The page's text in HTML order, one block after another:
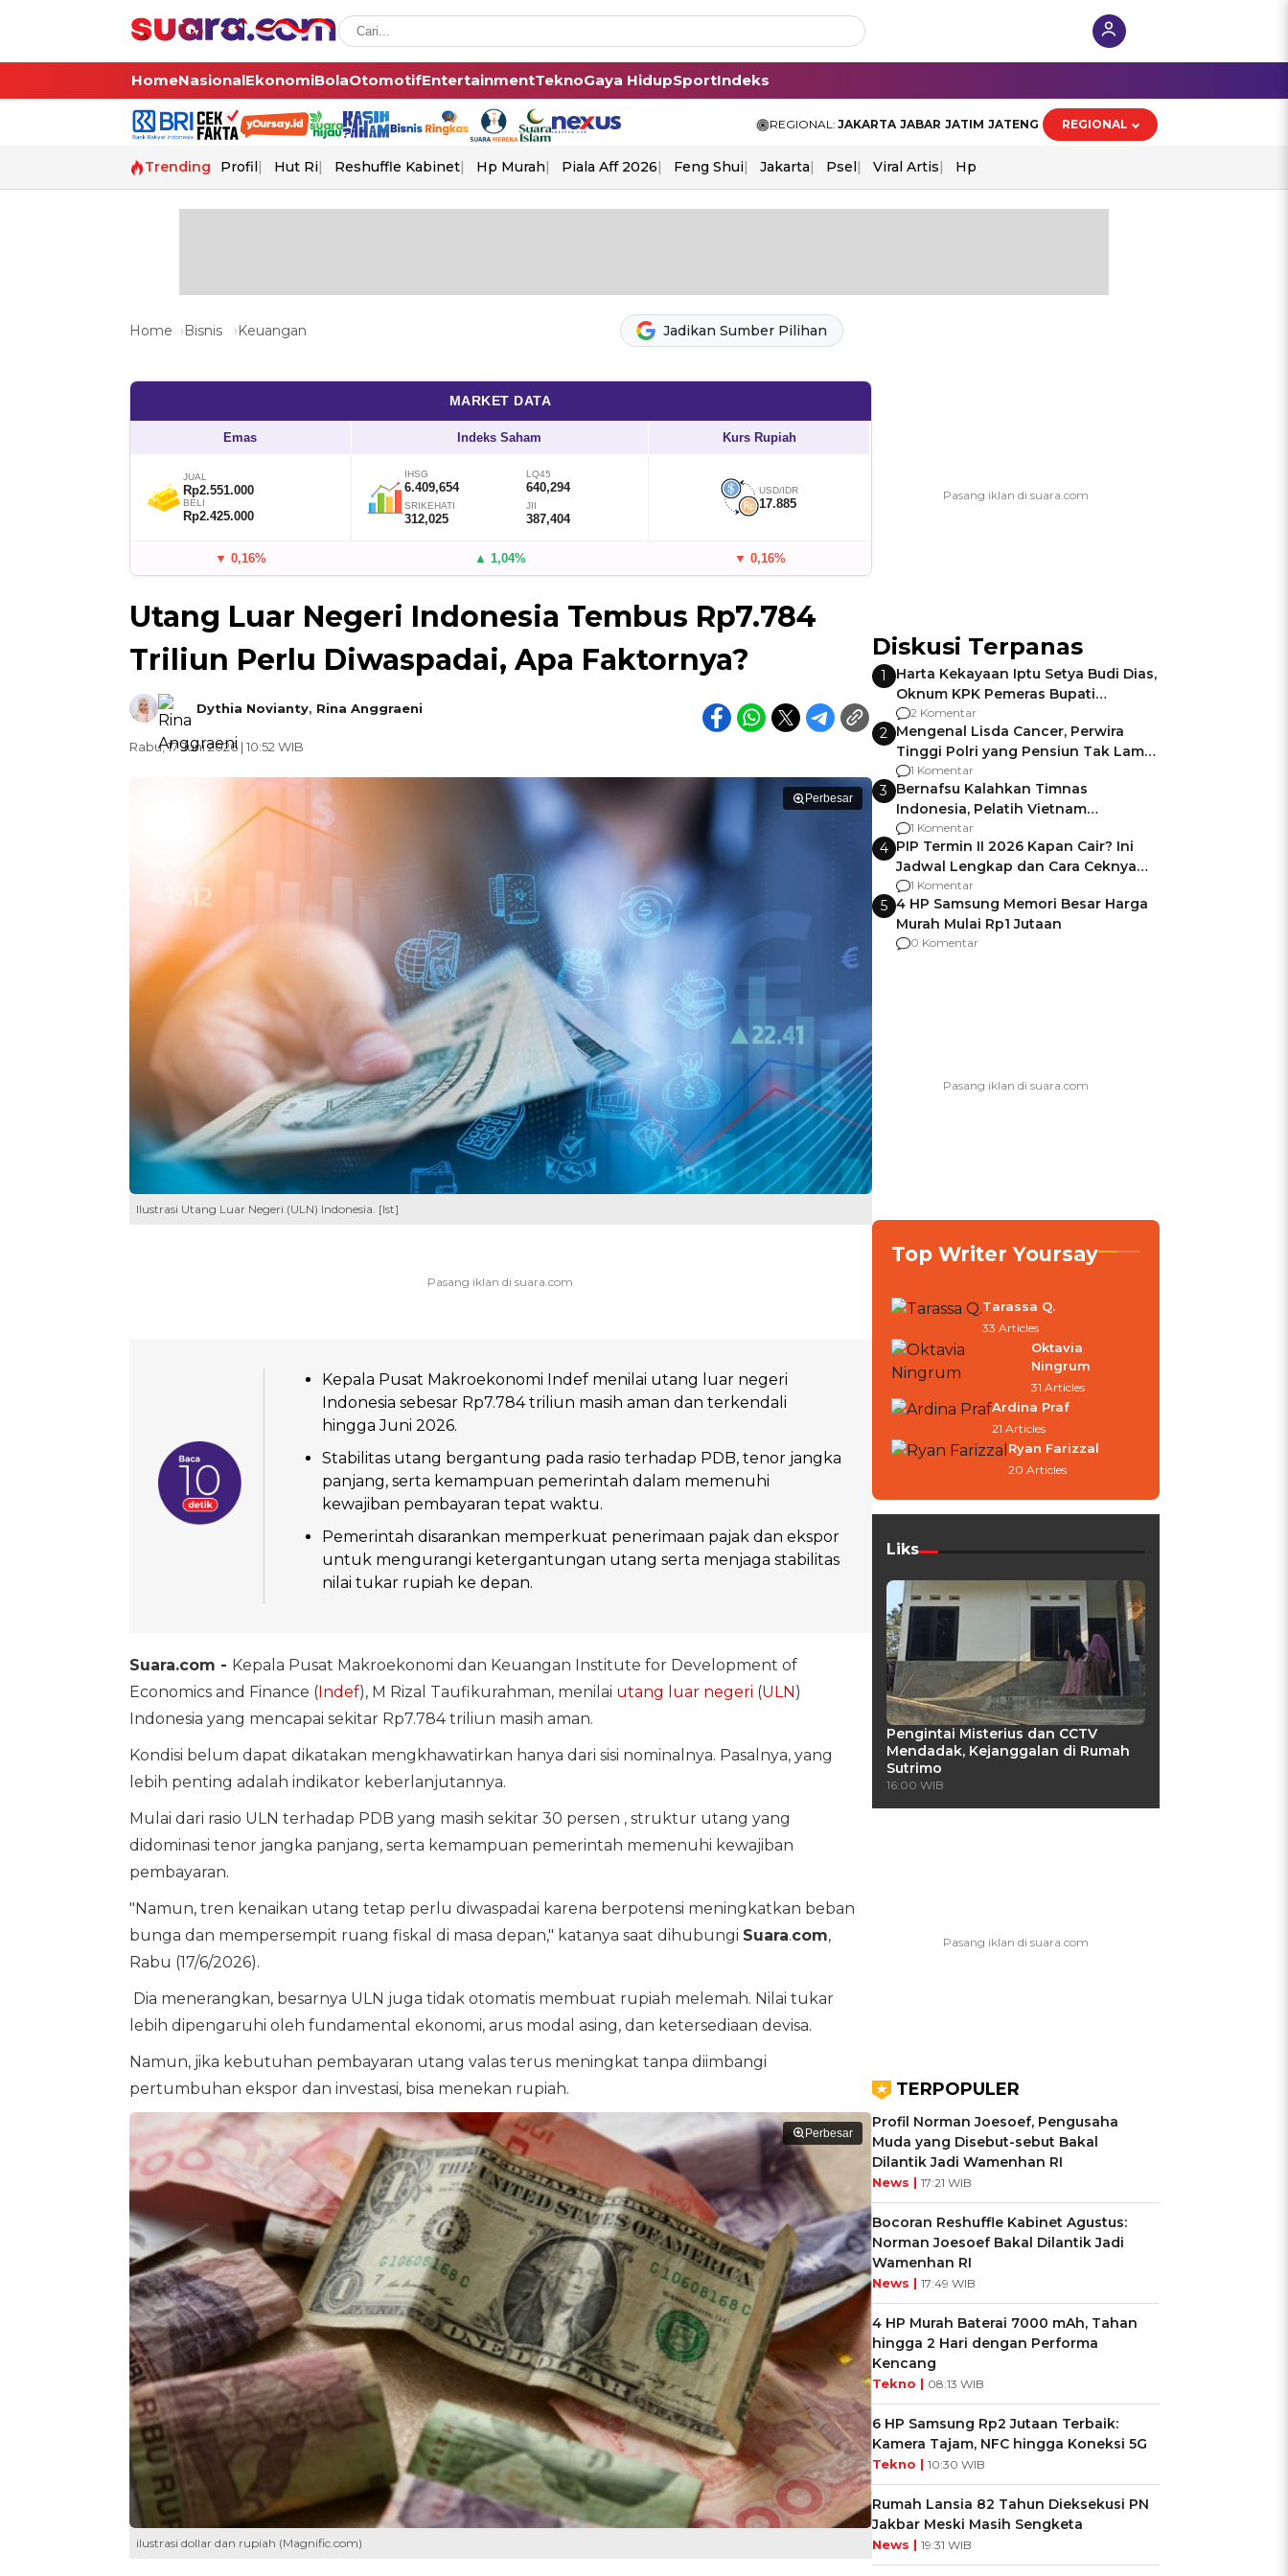
HomeNasionalEkonomiBolaOtomotifEntertainmentTeknoGaya HidupSportIndeks
REGIONAL: JAKARTA JABAR JATIM JATENG REGIONAL
Trending Profil Hut Ri Reshuffle Kabinet Hp Murah Piala Aff 2026 Feng Shui Jakarta Psel Viral Artis Hp
Home Bisnis Keuangan Jadikan Sumber Pilihan
MARKET DATA
Emas Indeks Saham Kurs Rupiah
JUAL
Rp2.551.000
BELI
Rp2.425.000
IHSG
6.409,654
LQ45
640,294
SRIKEHATI
312,025
JII
387,404
USD/IDR
17.885
▼ 0,16% ▲ 1,04% ▼ 0,16%
Utang Luar Negeri Indonesia Tembus Rp7.784
Triliun Perlu Diwaspadai, Apa Faktornya?
Dythia Novianty, Rina Anggraeni
Rabu, 17 Juni 2026 | 10:52 WIB
Perbesar
Ilustrasi Utang Luar Negeri (ULN) Indonesia. [Ist]
Kepala Pusat Makroekonomi Indef menilai utang luar negeri
Indonesia sebesar Rp7.784 triliun masih aman dan terkendali
hingga Juni 2026.
Stabilitas utang bergantung pada rasio terhadap PDB, tenor jangka
panjang, serta kemampuan pemerintah dalam memenuhi
kewajiban pembayaran tepat waktu.
Pemerintah disarankan memperkuat penerimaan pajak dan ekspor
untuk mengurangi ketergantungan utang serta menjaga stabilitas
nilai tukar rupiah ke depan.
Suara.com - Kepala Pusat Makroekonomi dan Keuangan Institute for Development of
Economics and Finance (Indef), M Rizal Taufikurahman, menilai utang luar negeri (ULN)
Indonesia yang mencapai sekitar Rp7.784 triliun masih aman.
Kondisi belum dapat dikatakan mengkhawatirkan hanya dari sisi nominalnya. Pasalnya, yang
lebih penting adalah indikator keberlanjutannya.
Mulai dari rasio ULN terhadap PDB yang masih sekitar 30 persen , struktur utang yang
didominasi tenor jangka panjang, serta kemampuan pemerintah memenuhi kewajiban
pembayaran.
"Namun, tren kenaikan utang tetap perlu diwaspadai karena berpotensi meningkatkan beban
bunga dan mempersempit ruang fiskal di masa depan," katanya saat dihubungi Suara.com,
Rabu (17/6/2026).
Dia menerangkan, besarnya ULN juga tidak otomatis membuat rupiah melemah. Nilai tukar
lebih dipengaruhi oleh fundamental ekonomi, arus modal asing, dan ketersediaan devisa.
Namun, jika kebutuhan pembayaran utang valas terus meningkat tanpa diimbangi
pertumbuhan ekspor dan investasi, bisa menekan rupiah.
Perbesar
ilustrasi dollar dan rupiah (Magnific.com)
Diskusi Terpanas
1
Harta Kekayaan Iptu Setya Budi Dias,
Oknum KPK Pemeras Bupati
Pemalang
2 Komentar
2 Mengenal Lisda Cancer, Perwira
Tinggi Polri yang Pensiun Tak Lama
Usai Jadi Brigjen
1 Komentar
3 Bernafsu Kalahkan Timnas
Indonesia, Pelatih Vietnam
Berencana Pakai Jimat di Pakansari
1 Komentar
4 PIP Termin II 2026 Kapan Cair? Ini
Jadwal Lengkap dan Cara Ceknya
agar Dana Tidak Hangus!
1 Komentar
5 4 HP Samsung Memori Besar Harga
Murah Mulai Rp1 Jutaan
0 Komentar
Top Writer Yoursay
Tarassa Q.
33 Articles
Oktavia
Ningrum
31 Articles
Ardina Praf
21 Articles
Ryan Farizzal
20 Articles
Liks
Pengintai Misterius dan CCTV
Mendadak, Kejanggalan di Rumah
Sutrimo
16:00 WIB
TERPOPULER
Profil Norman Joesoef, Pengusaha
Muda yang Disebut-sebut Bakal
Dilantik Jadi Wamenhan RI
News | 17:21 WIB
Bocoran Reshuffle Kabinet Agustus:
Norman Joesoef Bakal Dilantik Jadi
Wamenhan RI
News | 17:49 WIB
4 HP Murah Baterai 7000 mAh, Tahan
hingga 2 Hari dengan Performa
Kencang
Tekno | 08:13 WIB
6 HP Samsung Rp2 Jutaan Terbaik:
Kamera Tajam, NFC hingga Koneksi 5G
Tekno | 10:30 WIB
Rumah Lansia 82 Tahun Dieksekusi PN
Jakbar Meski Masih Sengketa
News | 19:31 WIB